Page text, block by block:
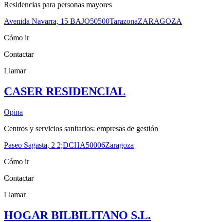
Residencias para personas mayores
Avenida Navarra, 15 BAJO50500TarazonaZARAGOZA
Cómo ir
Contactar
Llamar
CASER RESIDENCIAL
Opina
Centros y servicios sanitarios: empresas de gestión
Paseo Sagasta, 2 2;DCHA50006Zaragoza
Cómo ir
Contactar
Llamar
HOGAR BILBILITANO S.L.